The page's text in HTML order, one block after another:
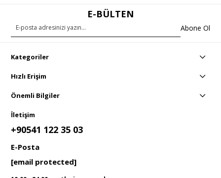
E-BÜLTEN
Abone Ol
Kategoriler
Hızlı Erişim
Önemli Bilgiler
İletişim
+90541 122 35 03
E-Posta
[email protected]